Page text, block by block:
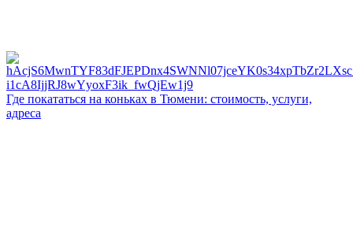
Где покататься на коньках в Тюмени: стоимость, услуги,
адреса